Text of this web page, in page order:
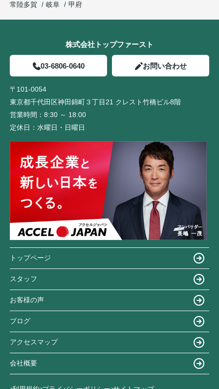
常陸多賀
岐阜 甲府
株式会社トップファースト
03-6806-0640 お問い合わせ
〒101-0054
東京都千代田区神田錦町３丁目21 クレスト竹橋ビル8階
営業時間： 8:30 ～ 18:00
定休日： 水曜日・日曜日
トップページ
スタッフ
お客様の声
ブログ
アクセスマップ
会社概要